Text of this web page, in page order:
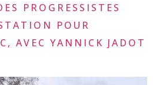
PROGRESSISTES
POUR
AVEC YANNICK JADOT